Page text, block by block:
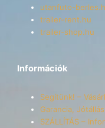
utanfuto-
trailer-rent.hu
trailer-shop.hu
Információk
Segítünk! –
Garancia, Jótállás
SZÁLLÍTÁS –